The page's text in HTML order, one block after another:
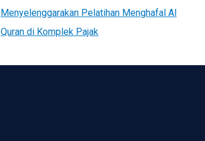
Menyelenggarakan Pelatihan Menghafal Al
Quran di Komplek Pajak